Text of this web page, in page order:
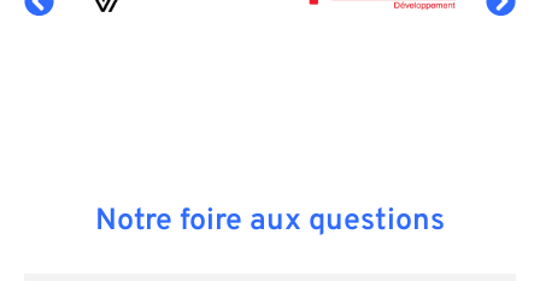
Notre foire aux questions